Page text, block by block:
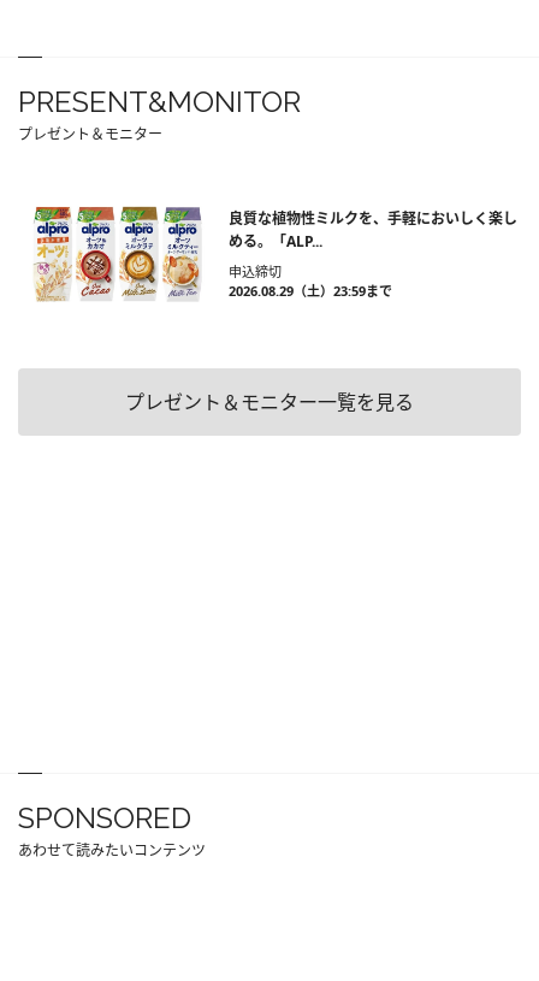
PRESENT&MONITOR
プレゼント＆モニター
良質な植物性ミルクを、手軽においしく楽し
める。「ALP...
申込締切
2026.08.29（土）23:59まで
プレゼント＆モニター一覧を見る
SPONSORED
あわせて読みたいコンテンツ